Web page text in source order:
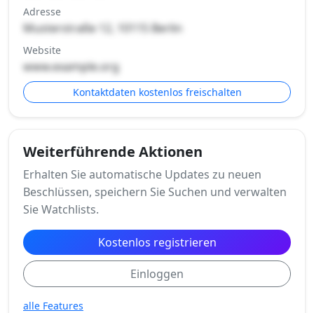
Adresse
Musterstraße 12, 10115 Berlin
Website
www.example.org
Kontaktdaten kostenlos freischalten
Weiterführende Aktionen
Erhalten Sie automatische Updates zu neuen
Beschlüssen, speichern Sie Suchen und verwalten
Sie Watchlists.
Kostenlos registrieren
Einloggen
alle Features